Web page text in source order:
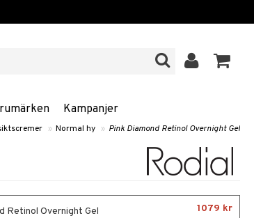
Kampanjer
» Normal hy » Pink Diamond Retinol Overnight Gel
Retinol Overnight Gel 1079 kr